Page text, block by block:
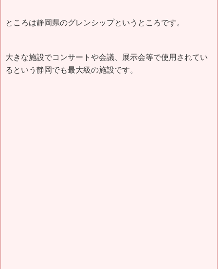
ところは静岡県のグレンシップというところです。
大きな施設でコンサートや会議、展示会等で使用されてい
るという静岡でも最大級の施設です。